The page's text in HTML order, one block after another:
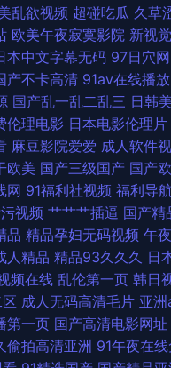
香蕉视频网址 AV伊人电影 精品日
天堂 神马午夜影院 97视频总站 黑
洲龙 91白虎高潮 国产欧美日韩综
日本丝袜足交 国产自慰大片在线
色无码91 国产一线二线 91啪啪视
乱欲视频 超碰吃瓜 久草
欧美午夜寂寞影院 新视
本中文字幕无码 97日穴网
产不卡高清 91av在线播放
国产乱一乱二乱三 日韩
伦理电影 日本电影伦理片
麻豆影院爱爱 成人软件
欧美 国产三级国产 国产
网 91福利社视频 福利导
视频 艹艹艹插逼 国产精
品 精品孕妇无码视频 午
人精品 精品93久久久 日
频在线 乱伦第一页 韩日
成人无码高清毛片 亚
第一页 国产高清电影网址
偷拍高清亚洲 91午夜在